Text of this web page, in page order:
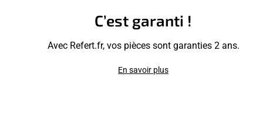
C’est garanti !
Avec Refert.fr, vos pièces sont garanties 2 ans.
En savoir plus